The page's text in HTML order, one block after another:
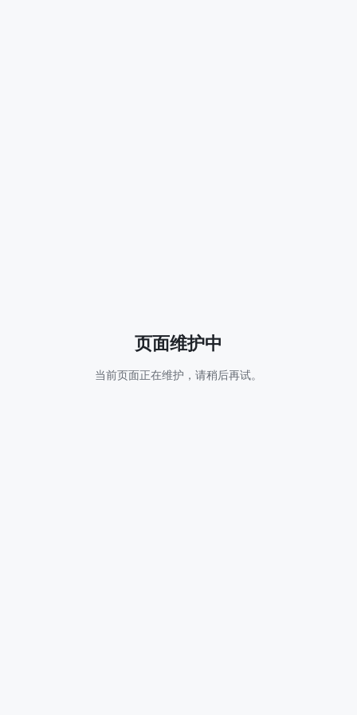
页面维护中
当前页面正在维护，请稍后再试。